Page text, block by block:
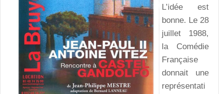
L’idée est
bonne. Le 28
juillet 1988,
la Comédie
Française
donnait une
représentati